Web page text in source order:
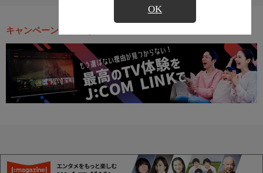
OK
キャンペーン・お得な情報